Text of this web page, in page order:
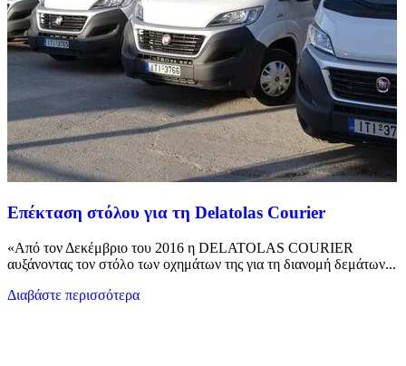
Επέκταση στόλου για τη Delatolas Courier
«Από τον Δεκέμβριο του 2016 η DELATOLAS COURIER
αυξάνοντας τον στόλο των οχημάτων της για τη διανομή δεμάτων...
Διαβάστε περισσότερα